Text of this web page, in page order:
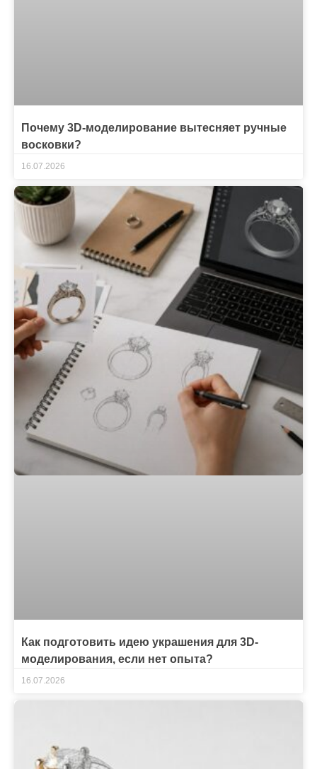
Почему 3D-моделирование вытесняет ручные
восковки?
16.07.2026
Как подготовить идею украшения для 3D-
моделирования, если нет опыта?
16.07.2026